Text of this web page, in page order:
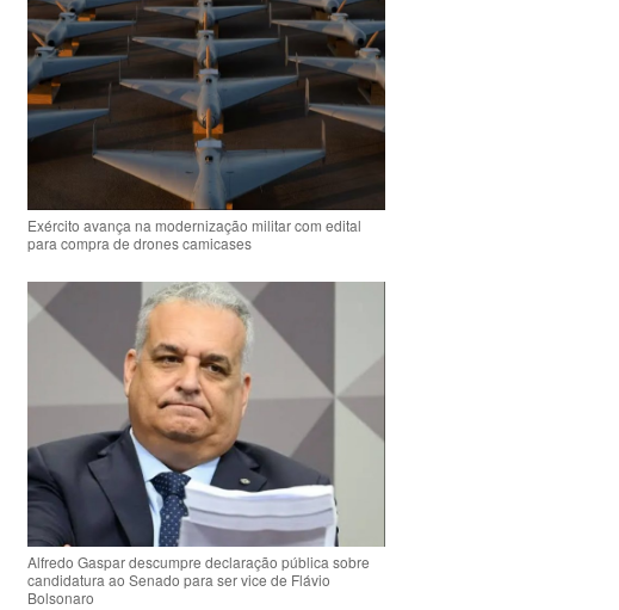
Exército avança na modernização militar com edital
para compra de drones camicases
Alfredo Gaspar descumpre declaração pública sobre
candidatura ao Senado para ser vice de Flávio
Bolsonaro